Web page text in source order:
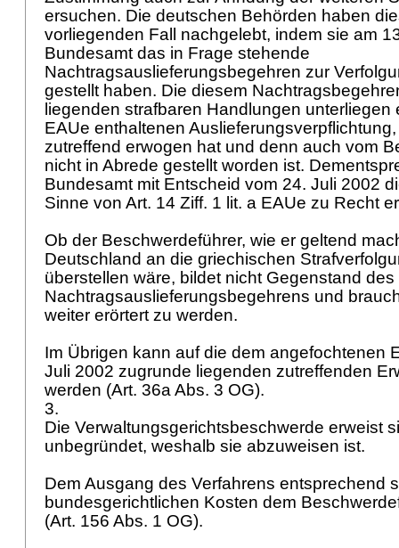
ersuchen. Die deutschen Behörden haben
vorliegenden Fall nachgelebt, indem sie am
Bundesamt das in Frage stehende
Nachtragsauslieferungsbegehren zur
gestellt haben. Die diesem
liegenden strafbaren Handlungen unterliegen
EAUe enthaltenen
zutreffend erwogen hat und denn auch vom
nicht in Abrede gestellt worden ist.
Bundesamt mit Entscheid vom 24. Juli 2002
Sinne von Art. 14 Ziff. 1 lit. a EAUe zu Recht
Ob der Beschwerdeführer, wie er geltend
Deutschland an die griechischen
überstellen wäre, bildet nicht Gegenstand des
Nachtragsauslieferungsbegehrens und
weiter erörtert zu werden.
Im Übrigen kann auf die dem angefochtenen
Juli 2002 zugrunde liegenden zutreffenden
werden (Art. 36a Abs. 3 OG).
3.
Die Verwaltungsgerichtsbeschwerde erweist
unbegründet, weshalb sie abzuweisen ist.
Dem Ausgang des Verfahrens entsprechend
bundesgerichtlichen Kosten dem
(Art. 156 Abs. 1 OG).